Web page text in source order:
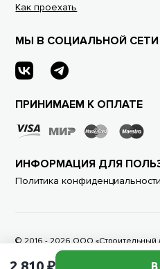
В
Как проехать
МЫ В СОЦИАЛЬНОЙ СЕТИ
ПРИНИМАЕМ К ОПЛАТЕ
ИНФОРМАЦИЯ ДЛЯ
Политика конфиденциальности
© 2016 - 2026 ООО «Строительный
Дизайн и разработка Brandog